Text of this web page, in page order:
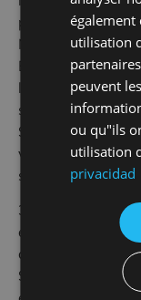
prêt à changer
N
accrochez pas
Elle
s peuvent
lorsque vous
sac, ou cachées
Surveillez les
vers le dessous d
submergées.
3) Se retrouver
est évident
donn
connaissez les
Soyez
utilisation
peuvent
ou qu"ils
utilisation
privacidad